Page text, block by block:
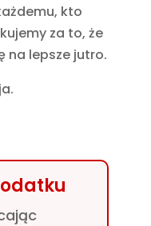
kto
za to, że
na lepsze jutro.